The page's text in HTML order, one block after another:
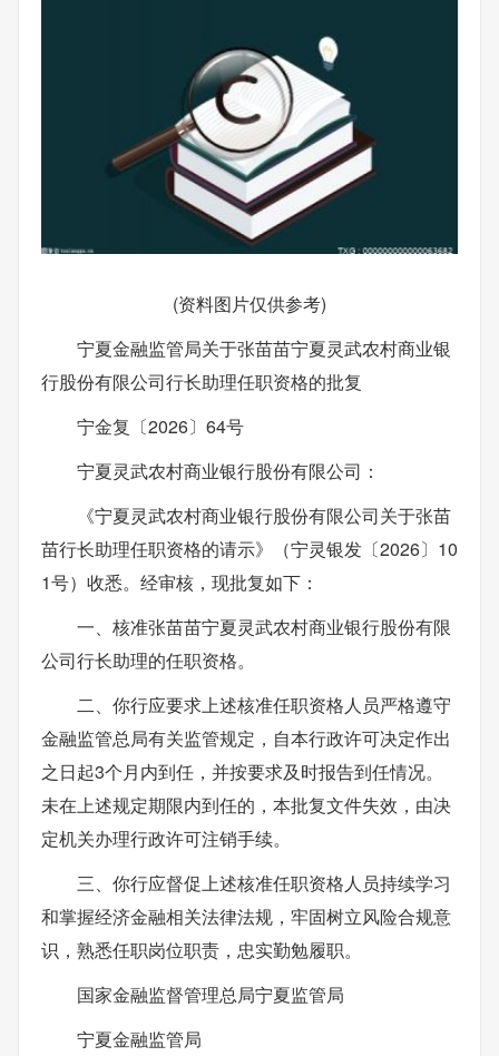
(资料图片仅供参考)
宁夏金融监管局关于张苗苗宁夏灵武农村商业银
行股份有限公司行长助理任职资格的批复
宁金复〔2026〕64号
宁夏灵武农村商业银行股份有限公司：
《宁夏灵武农村商业银行股份有限公司关于张苗
苗行长助理任职资格的请示》（宁灵银发〔2026〕10
1号）收悉。经审核，现批复如下：
一、核准张苗苗宁夏灵武农村商业银行股份有限
公司行长助理的任职资格。
二、你行应要求上述核准任职资格人员严格遵守
金融监管总局有关监管规定，自本行政许可决定作出
之日起3个月内到任，并按要求及时报告到任情况。
未在上述规定期限内到任的，本批复文件失效，由决
定机关办理行政许可注销手续。
三、你行应督促上述核准任职资格人员持续学习
和掌握经济金融相关法律法规，牢固树立风险合规意
识，熟悉任职岗位职责，忠实勤勉履职。
国家金融监督管理总局宁夏监管局
宁夏金融监管局